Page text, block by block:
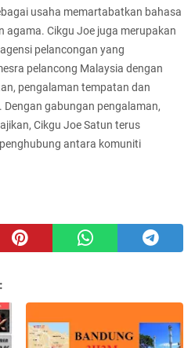
usaha memartabatkan bahasa
agama. Cikgu Joe juga merupakan
pelancongan yang
pelancong Malaysia dengan
pengalaman tempatan dan
Dengan gabungan pengalaman,
Cikgu Joe Satun terus
antara komuniti